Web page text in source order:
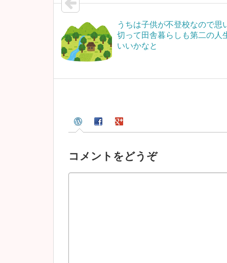
うちは子供が不登校なので思
切って田舎暮らしも第二の人
いいかなと
コメントをどうぞ